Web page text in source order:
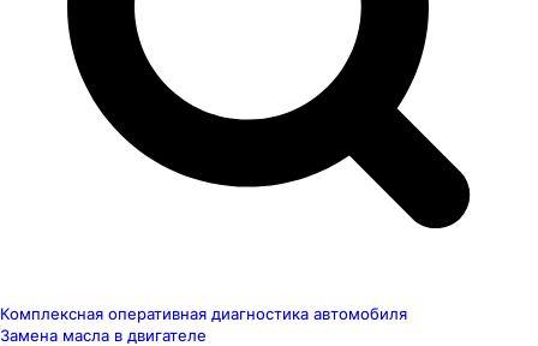
Комплексная оперативная диагностика автомобиля
Замена масла в двигателе